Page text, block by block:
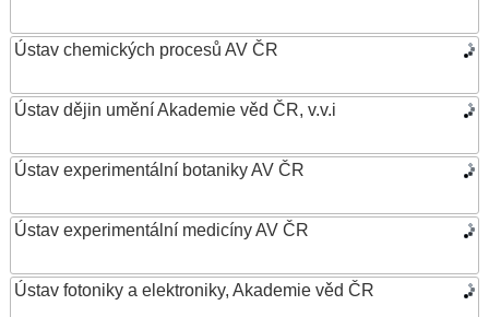
Ústav chemických procesů AV ČR
Ústav dějin umění Akademie věd ČR, v.v.i
Ústav experimentální botaniky AV ČR
Ústav experimentální medicíny AV ČR
Ústav fotoniky a elektroniky, Akademie věd ČR